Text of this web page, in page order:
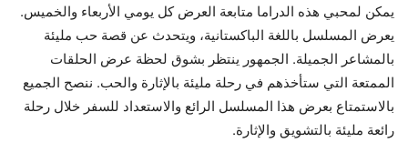
يمكن لمحبي هذه الدراما متابعة العرض كل يومي الأربعاء والخميس.
يعرض المسلسل باللغة الباكستانية، ويتحدث عن قصة حب مليئة
بالمشاعر الجميلة. الجمهور ينتظر بشوق لحظة عرض الحلقات
الممتعة التي ستأخذهم في رحلة مليئة بالإثارة والحب. ننصح الجميع
بالاستمتاع بعرض هذا المسلسل الرائع والاستعداد للسفر خلال رحلة
رائعة مليئة بالتشويق والإثارة.